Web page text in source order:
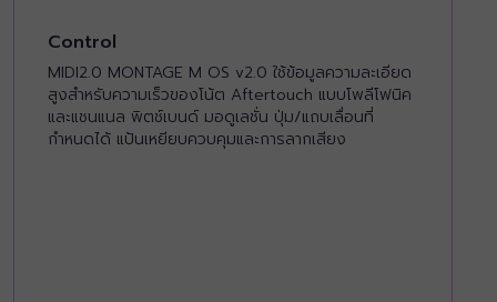
Control
MIDI2.0 MONTAGE M OS v2.0 ใช้ข้อมูลความละเอียด
สูงสำหรับความเร็วของโน้ต Aftertouch แบบโพลีโฟนิค
และแชนแนล พิตช์เบนด์ มอดูเลชั่น ปุ่ม/แถบเลื่อนที่
กำหนดได้ แป้นเหยียบควบคุมและการลากเสียง